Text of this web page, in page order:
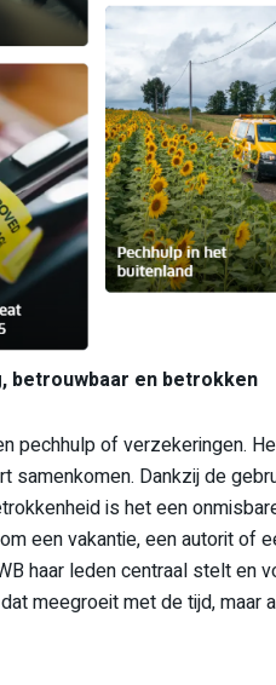
betrouwbaar en betrokken
pechhulp of verzekeringen.
samenkomen. Dankzij de
is het een
een vakantie, een autorit of
haar leden centraal stelt en
meegroeit met de tijd, maar